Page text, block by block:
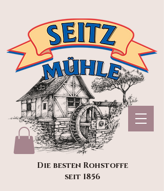
Die besten Rohstoffe
seit 1856